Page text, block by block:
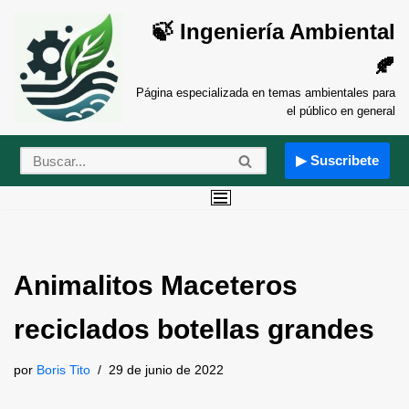
Saltar
al
contenido
🍃 Ingeniería Ambiental
🍂
Página especializada en temas ambientales para
el público en general
▶ Suscribete
Animalitos Maceteros
reciclados botellas grandes
por Boris Tito 29 de junio de 2022